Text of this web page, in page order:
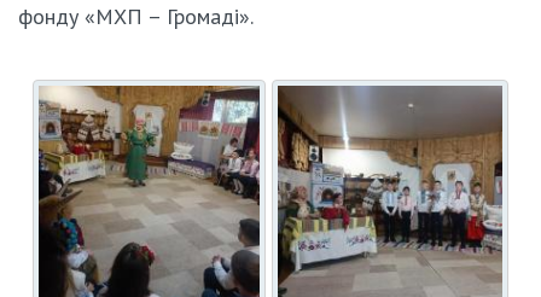
фонду «МХП – Громаді».